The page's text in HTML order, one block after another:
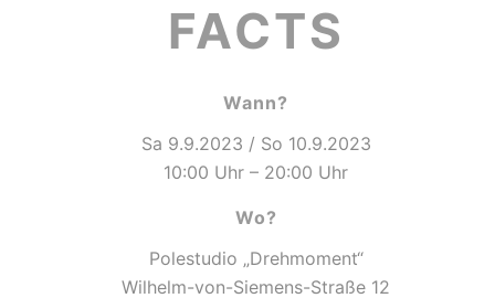
FACTS
Wann?
Sa 9.9.2023 / So 10.9.2023
10:00 Uhr – 20:00 Uhr
Wo?
Polestudio „Drehmoment“
Wilhelm-von-Siemens-Straße 12